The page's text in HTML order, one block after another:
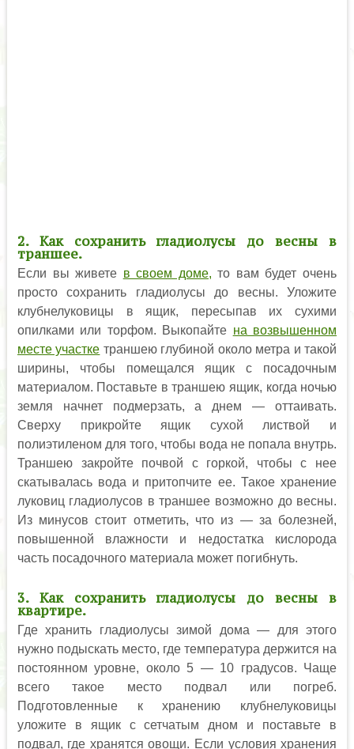
2. Как сохранить гладиолусы до весны в
траншее.
Если вы живете в своем доме, то вам будет очень
просто сохранить гладиолусы до весны. Уложите
клубнелуковицы в ящик, пересыпав их сухими
опилками или торфом. Выкопайте на возвышенном
месте участке траншею глубиной около метра и такой
ширины, чтобы помещался ящик с посадочным
материалом. Поставьте в траншею ящик, когда ночью
земля начнет подмерзать, а днем — оттаивать.
Сверху прикройте ящик сухой листвой и
полиэтиленом для того, чтобы вода не попала внутрь.
Траншею закройте почвой с горкой, чтобы с нее
скатывалась вода и притопчите ее. Такое хранение
луковиц гладиолусов в траншее возможно до весны.
Из минусов стоит отметить, что из — за болезней,
повышенной влажности и недостатка кислорода
часть посадочного материала может погибнуть.
3. Как сохранить гладиолусы до весны в
квартире.
Где хранить гладиолусы зимой дома — для этого
нужно подыскать место, где температура держится на
постоянном уровне, около 5 — 10 градусов. Чаще
всего такое место подвал или погреб.
Подготовленные к хранению клубнелуковицы
уложите в ящик с сетчатым дном и поставьте в
подвал, где хранятся овощи. Если условия хранения